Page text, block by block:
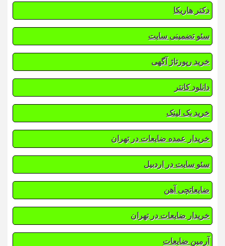
دکتر هاریکا
سئو تضمینی سایت
خرید رپورتاژ آگهی
دانلود کانتر
خرید بک لینک
خریدار عمده ضایعات در تهران
سئو سایت در اردبیل
ضایعاتچی آهن
خریدار ضایعات در تهران
آرمین ضایعات